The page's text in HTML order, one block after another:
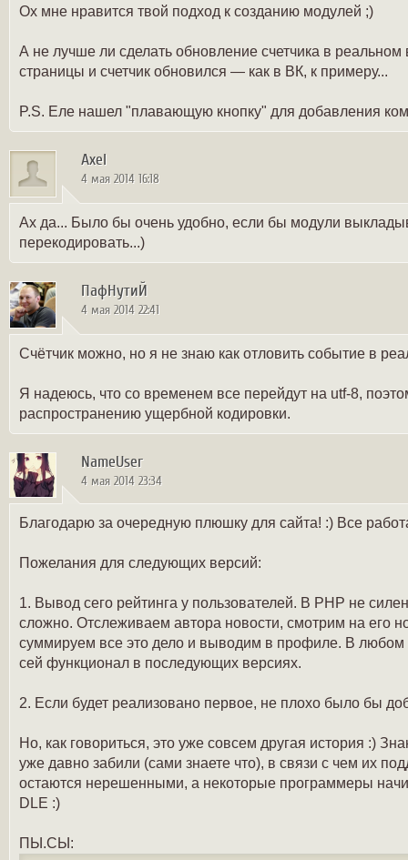
Ох мне нравится твой подход к созданию модулей ;)
А не лучше ли сделать обновление счетчика в
страницы и счетчик обновился — как в ВК, к примеру...
P.S. Еле нашел "плавающую кнопку" для добавления
Axel
4 мая 2014 16:18
Ах да... Было бы очень удобно, если бы модули
перекодировать...)
ПафНутиЙ
4 мая 2014 22:41
Счётчик можно, но я не знаю как отловить событие в
Я надеюсь, что со временем все перейдут на utf-8,
распространению ущербной кодировки.
NameUser
4 мая 2014 23:34
Благодарю за очередную плюшку для сайта! :) Все
Пожелания для следующих версий:
1. Вывод сего рейтинга у пользователей. В PHP не
сложно. Отслеживаем автора новости, смотрим на его
суммируем все это дело и выводим в профиле. В любом
сей функционал в последующих версиях.
2. Если будет реализовано первое, не плохо было бы
Но, как говориться, это уже совсем другая история :)
уже давно забили (сами знаете что), в связи с чем их
остаются нерешенными, а некоторые программеры
DLE :)
ПЫ.СЫ: